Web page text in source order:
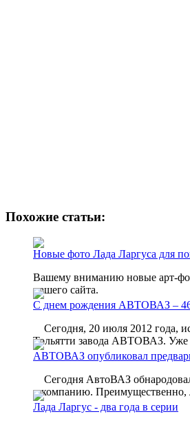
Похожие статьи:
Новые фото Лада Ларгуса для
Вашему вниманию новые арт-
нашего сайта.
С днем рождения АВТОВАЗ – 46
Сегодня, 20 июля 2012 года,
Тольятти завода АВТОВАЗ. Уже
АВТОВАЗ опубликовал
Сегодня АвтоВАЗ
в компанию. Преимущественно,
Лада Ларгус - два года в серии